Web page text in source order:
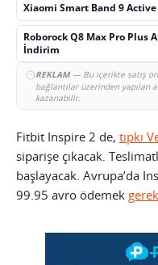
Xiaomi Smart Band 9
Roborock Q8 Max Pro Plus
İndirim
REKLAM— Bu içerikte satış
bağlantılar üzerinden yapılan
kazanabilir.
Fitbit Inspire 2 de, tıpkı
siparişe çıkacak.
başlayacak. Avrupa’da
99.95 avro ödemek